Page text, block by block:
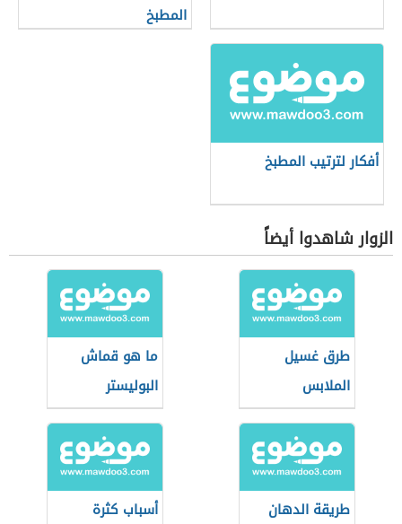
المطبخ
أفكار لترتيب المطبخ
الزوار شاهدوا أيضاً
طرق غسيل
الملابس
ما هو قماش
البوليستر
طريقة الدهان
أسباب كثرة